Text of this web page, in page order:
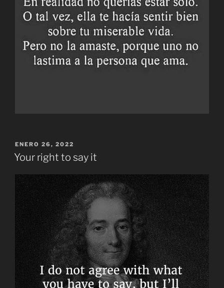
PUBLICADO
EL
ENERO 26, 2022
Your right to say it